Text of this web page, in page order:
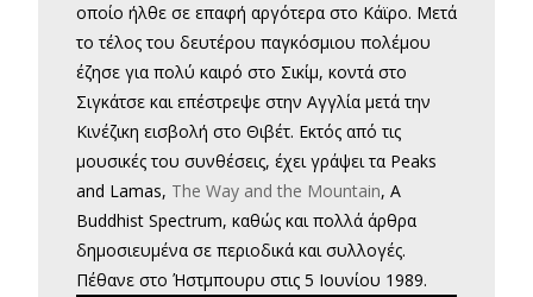
οποίο ήλθε σε επαφή αργότερα στο Κάϊρο. Μετά
το τέλος του δευτέρου παγκόσμιου πολέμου
έζησε για πολύ καιρό στο Σικίμ, κοντά στο
Σιγκάτσε και επέστρεψε στην Αγγλία μετά την
Κινέζικη εισβολή στο Θιβέτ. Εκτός από τις
μουσικές του συνθέσεις, έχει γράψει τα Peaks
and Lamas, The Way and the Mountain, A
Buddhist Spectrum, καθώς και πολλά άρθρα
δημοσιευμένα σε περιοδικά και συλλογές.
Πέθανε στο Ήστμπουρυ στις 5 Ιουνίου 1989.